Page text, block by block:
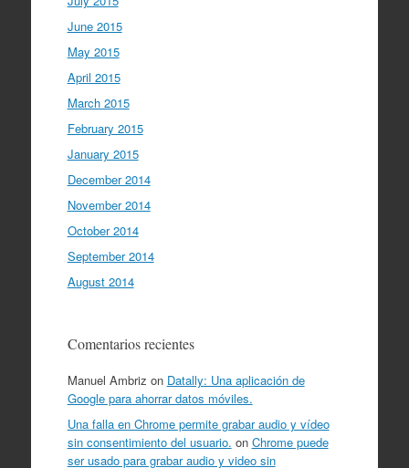
June 2015
May 2015
April 2015
March 2015
February 2015
January 2015
December 2014
November 2014
October 2014
September 2014
August 2014
Comentarios recientes
Manuel Ambriz on Datally: Una aplicación de
Google para ahorrar datos móviles.
Una falla en Chrome permite grabar audio y vídeo
sin consentimiento del usuario. on Chrome puede
ser usado para grabar audio y video sin